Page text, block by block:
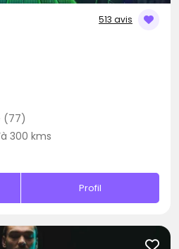
513 avis
(77)
300 kms
Profil